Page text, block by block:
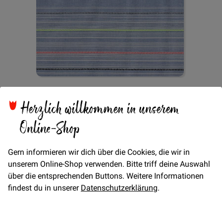
Herzlich willkommen in unserem
Online-Shop
Gern informieren wir dich über die Cookies, die wir in
unserem Online-Shop verwenden. Bitte triff deine Auswahl
über die entsprechenden Buttons. Weitere Informationen
findest du in unsererDatenschutzerklärung.
der
Bildgalerie
springen
Baumwolle mit Neon
Stripes - Hellblau
Verfügbarkeit Auf Lager
€/METER(Freie Eingabe)